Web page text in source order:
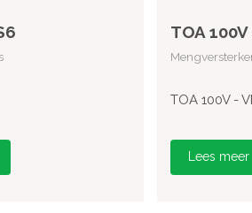
TOA
TOA 100V -
Lees meer